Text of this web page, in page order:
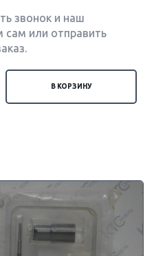
звонок и наш
сам или отправить
В КОРЗИНУ